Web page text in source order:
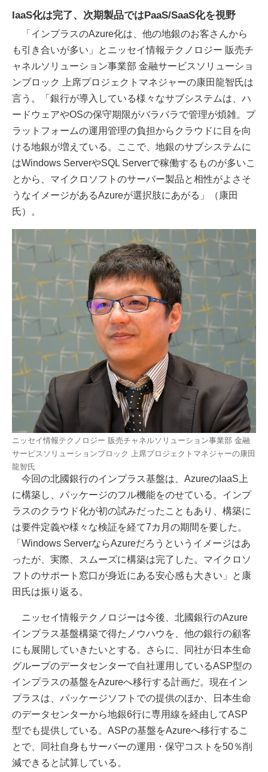
IaaS化は完了、次期製品ではPaaS/SaaS化を視野
「インプラスのAzure化は、他の地銀のお客さんから
も引き合いが多い」とニッセイ情報テクノロジー 販売チ
ャネルソリューション事業部 金融サービスソリューショ
ンブロック 上席プロジェクトマネジャーの康田龍智氏は
言う。「銀行が導入している様々なサブシステムは、ハ
ードウェアやOSの保守期限がバラバラで管理が煩雑。プ
ラットフォームの運用管理の負担からクラウドに目を向
ける地銀が増えている。ここで、地銀のサブシステムに
はWindows ServerやSQL Serverで稼働するものが多いこ
とから、マイクロソフトのサーバー製品と相性がよさそ
うなイメージがあるAzureが選択肢にあがる」（康田
氏）。
ニッセイ情報テクノロジー 販売チャネルソリューション事業部 金融
サービスソリューションブロック 上席プロジェクトマネジャーの康田
龍智氏
今回の北國銀行のインプラス基盤は、AzureのIaaS上
に構築し、パッケージのフル機能をのせている。インプ
ラスのクラウド化が初の試みだったこともあり、構築に
は要件定義や様々な検証を経て7カ月の期間を要した。
「Windows ServerならAzureだろうというイメージはあ
ったが、実際、スムーズに構築は完了した。マイクロソ
フトのサポート窓口が身近にある安心感も大きい」と康
田氏は振り返る。
ニッセイ情報テクノロジーは今後、北國銀行のAzure
インプラス基盤構築で得たノウハウを、他の銀行の顧客
にも展開していきたいとする。さらに、同社が日本生命
グループのデータセンターで自社運用しているASP型の
インプラスの基盤をAzureへ移行する計画だ。現在イン
プラスは、パッケージソフトでの提供のほか、日本生命
のデータセンターから地銀6行に専用線を経由してASP
型でも提供している。ASPの基盤をAzureへ移行するこ
とで、同社自身もサーバーの運用・保守コストを50％削
減できると試算している。